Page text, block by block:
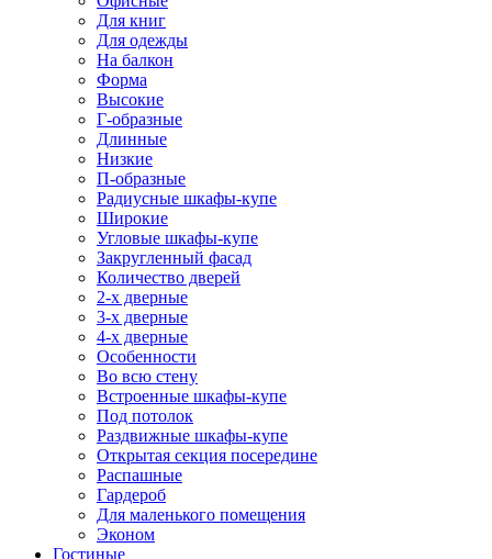
Для книг
Для одежды
На балкон
Форма
Высокие
Г-образные
Длинные
Низкие
П-образные
Радиусные шкафы-купе
Широкие
Угловые шкафы-купе
Закругленный фасад
Количество дверей
2-х дверные
3-х дверные
4-х дверные
Особенности
Во всю стену
Встроенные шкафы-купе
Под потолок
Раздвижные шкафы-купе
Открытая секция посередине
Распашные
Гардероб
Для маленького помещения
Эконом
Гостиные